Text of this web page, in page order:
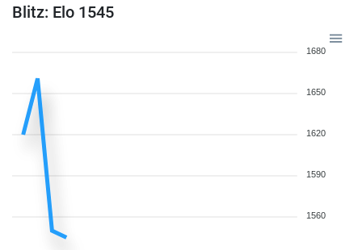
Blitz: Elo 1545
1680
1650
1620
1590
1560